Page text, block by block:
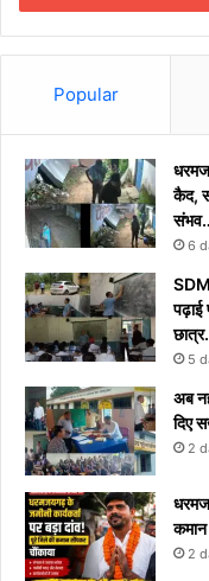
Popular
कैद,
6
​SDM
5
अब
दिए
2
कमान
2